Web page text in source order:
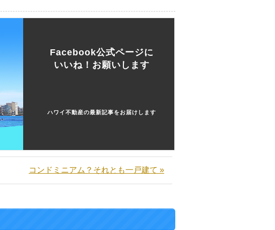
Facebook公式ページに
いいね！お願いします
ハワイ不動産の最新記事をお届けします
コンドミニアム？それとも一戸建て »